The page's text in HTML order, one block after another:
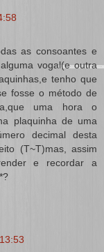
as consoantes e
vogal(e outra
tenho que
fosse o método de
uma hora o
plaquinha de uma
decimal desta
(T~T)mas, assim
e recordar a